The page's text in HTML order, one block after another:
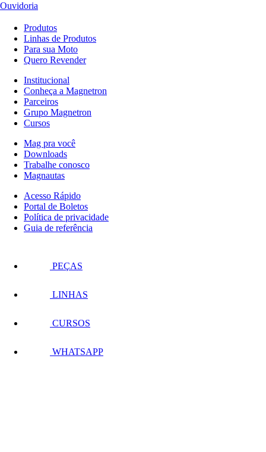
Ouvidoria
Produtos
Linhas de Produtos
Para sua Moto
Quero Revender
Institucional
Conheça a Magnetron
Parceiros
Grupo Magnetron
Cursos
Mag pra você
Downloads
Trabalhe conosco
Magnautas
Acesso Rápido
Portal de Boletos
Política de privacidade
Guia de referência
PEÇAS
LINHAS
CURSOS
WHATSAPP